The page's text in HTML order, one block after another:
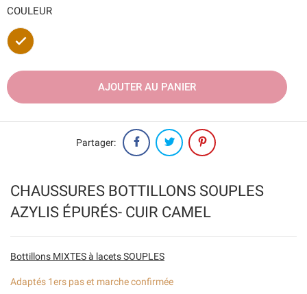
CHAUSSURES BOTTILLONS SOUPLES
AZYLIS ÉPURÉS- CUIR CAMEL
Bottillons MIXTES à lacets SOUPLES
Adaptés 1ers pas et marche confirmée
COULEUR
Marron
AJOUTER AU PANIER
Partager: